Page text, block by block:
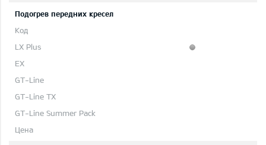
Подогрев передних кресел